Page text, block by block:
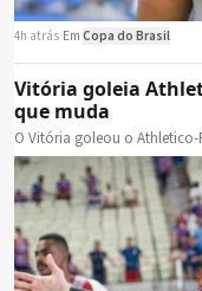
4h atrás Em Copa do Brasil
Vitória goleia
que muda
O Vitória goleou o